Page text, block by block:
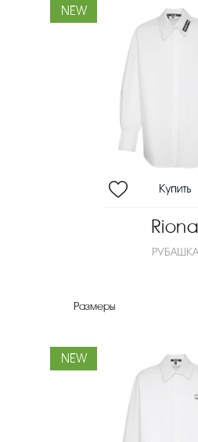
NEW
Riona
РУБАШКА
Размеры
NEW